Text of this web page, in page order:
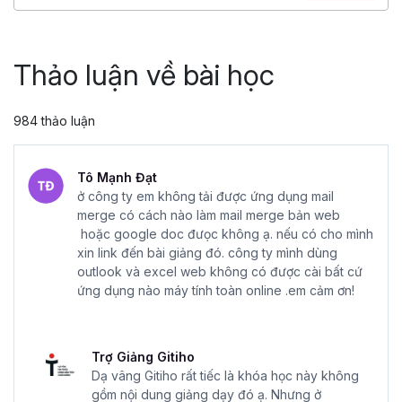
4.86
25,045
Thảo luận về bài học
984 thảo luận
Tô Mạnh Đạt
ở công ty em không tải được ứng dụng mail
merge có cách nào làm mail merge bản web
hoặc google doc đưọc không ạ. nếu có cho mình
xin link đến bài giảng đó. công ty mình dùng
outlook và excel web không có được cài bất cứ
ứng dụng nào máy tính toàn online .em cảm ơn!
Trợ Giảng Gitiho
Dạ vâng Gitiho rất tiếc là khóa học này không
gồm nội dung giảng dạy đó ạ. Nhưng ở